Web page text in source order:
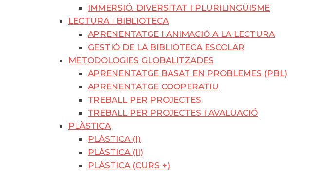
IMMERSIÓ. DIVERSITAT I PLURILINGÜISME
LECTURA I BIBLIOTECA
APRENENTATGE I ANIMACIÓ A LA LECTURA
GESTIÓ DE LA BIBLIOTECA ESCOLAR
METODOLOGIES GLOBALITZADES
APRENENTATGE BASAT EN PROBLEMES (PBL)
APRENENTATGE COOPERATIU
TREBALL PER PROJECTES
TREBALL PER PROJECTES I AVALUACIÓ
PLÀSTICA
PLÀSTICA (I)
PLÀSTICA (II)
PLÀSTICA (CURS +)